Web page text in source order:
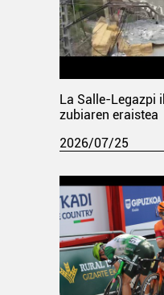
La Salle-Legazpi
zubiaren eraistea
2026/07/25